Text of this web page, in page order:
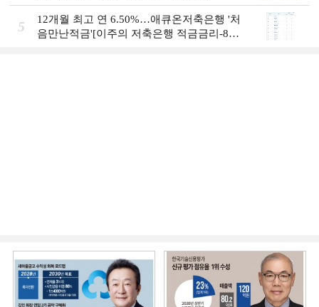
5
12개월 최고 연 6.50%…애큐온저축은행 '처
음만난적금'[이주의 저축은행 적금금리-8월